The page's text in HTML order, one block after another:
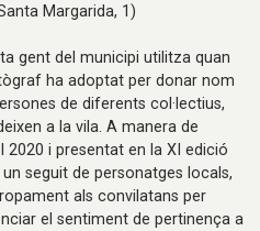
Margarida, 1)
gent del municipi utilitza quan
ha adoptat per donar nom
de diferents col·lectius,
a la vila. A manera de
i presentat en la XI edició
seguit de personatges locals,
als convilatans per
el sentiment de pertinença a